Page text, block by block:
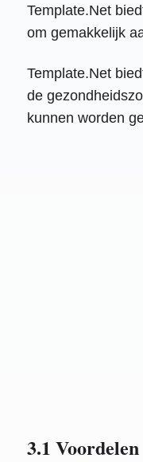
Template.Net
om gemakkelijk
Template.Net
de
kunnen worden
3.1 Voordelen